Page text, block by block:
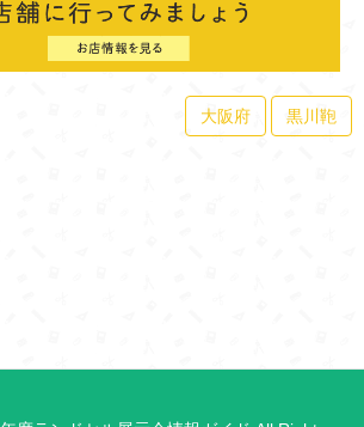
大阪府 黒川鞄